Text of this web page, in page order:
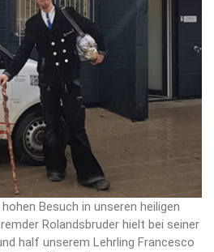
Besuch in unseren heiligen
Rolandsbruder hielt bei seiner
half unserem Lehrling Francesco